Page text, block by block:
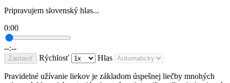
Pripravujem slovenský hlas...
0:00
--:--
Zastaviť Rýchlosť Hlas
Pravidelné užívanie liekov je základom úspešnej liečby mnohých